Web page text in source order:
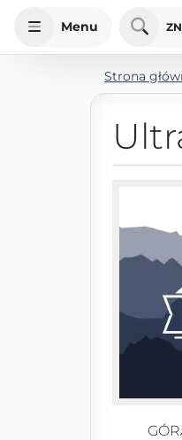
Menu
Strona